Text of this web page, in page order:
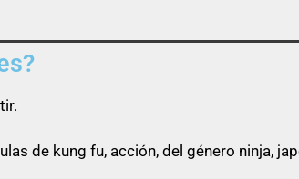
de kung fu, acción, del género ninja,